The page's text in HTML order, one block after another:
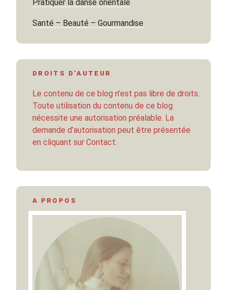
Pratiquer la danse orientale
Santé – Beauté – Gourmandise
DROITS D’AUTEUR
Le contenu de ce blog n’est pas libre de droits.
Toute utilisation du contenu de ce blog
nécessite une autorisation préalable. La
demande d’autorisation peut être présentée
en cliquant sur Contact.
A PROPOS